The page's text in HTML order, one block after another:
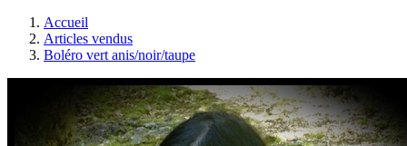
Accueil
Articles vendus
Boléro vert anis/noir/taupe